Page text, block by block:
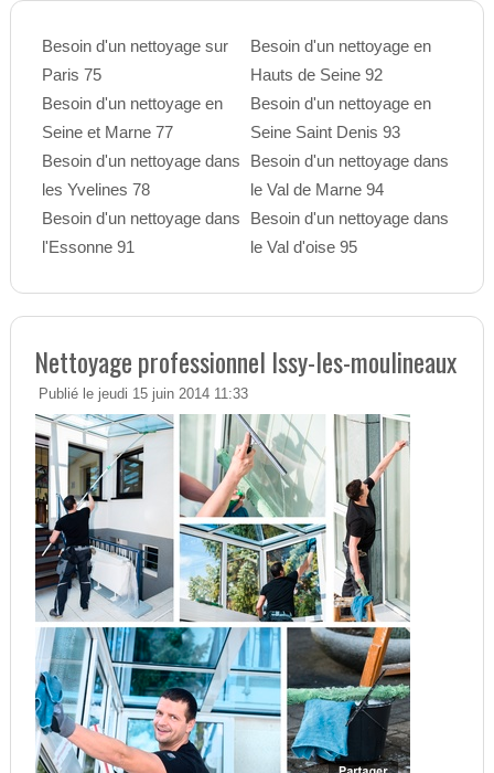
Besoin d'un nettoyage sur
Paris 75
Besoin d'un nettoyage en
Seine et Marne 77
Besoin d'un nettoyage dans
les Yvelines 78
Besoin d'un nettoyage dans
l'Essonne 91
Besoin d'un nettoyage en
Hauts de Seine 92
Besoin d'un nettoyage en
Seine Saint Denis 93
Besoin d'un nettoyage dans
le Val de Marne 94
Besoin d'un nettoyage dans
le Val d'oise 95
Nettoyage professionnel Issy-les-moulineaux
Publié le jeudi 15 juin 2014 11:33